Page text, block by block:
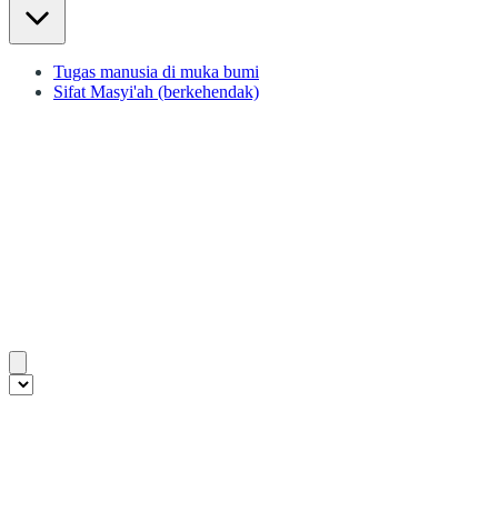
Tugas manusia di muka bumi
Sifat Masyi'ah (berkehendak)